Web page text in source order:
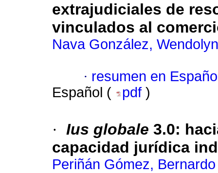
extrajudiciales de
vinculados al
Nava González,
· resumen en
Español (
pdf )
· Ius globale 3.0:
capacidad jurídica
Periñán Gómez, Bernardo